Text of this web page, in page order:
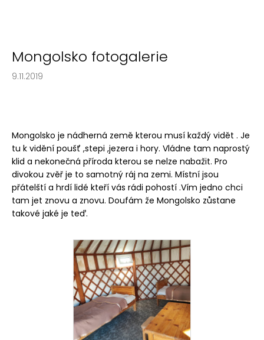
Mongolsko fotogalerie
9.11.2019
Mongolsko je nádherná země kterou musí každý vidět . Je
tu k vidění poušť ,stepi ,jezera i hory. Vládne tam naprostý
klid a nekonečná příroda kterou se nelze nabažit. Pro
divokou zvěř je to samotný ráj na zemi. Místní jsou
přátelští a hrdí lidé kteří vás rádi pohostí .Vím jedno chci
tam jet znovu a znovu. Doufám že Mongolsko zůstane
takové jaké je teď.